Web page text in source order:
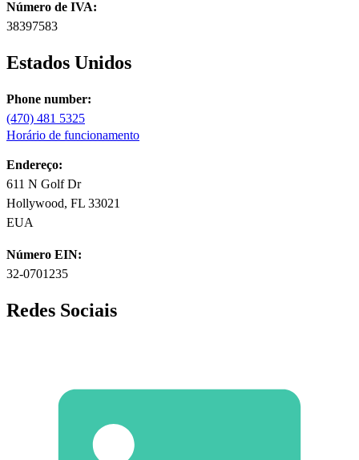
Número de IVA:
38397583
Estados Unidos
Phone number:
(470) 481 5325
Horário de funcionamento
Endereço:
611 N Golf Dr
Hollywood, FL 33021
EUA
Número EIN:
32-0701235
Redes Sociais